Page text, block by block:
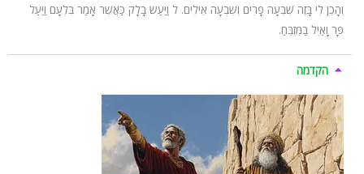
וְהָכֵן לִי בָּזֶה שִׁבְעָה פָרִים וְשִׁבְעָה אֵילִים. ל וַיַּעַשׂ בָּלָק כַּאֲשֶׁר אָמַר בִּלְעָם וַיַּעַל
פָּר וָאַיִל בַּמִּזְבֵּחַ.
הקדמה